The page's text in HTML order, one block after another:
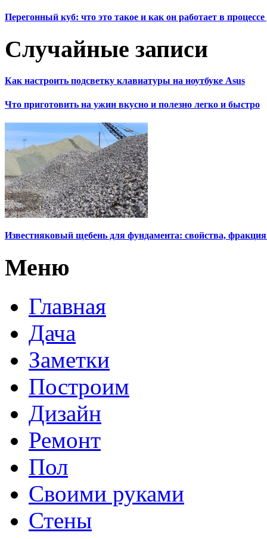
Перегонный куб: что это такое и как он работает в
Случайные записи
Как настроить подсветку клавиатуры на ноутбуке Asus
Что приготовить на ужин вкусно и полезно легко и быстро
Известняковый щебень для фундамента: свойства,
Меню
Главная
Дача
Заметки
Построим
Дизайн
Ремонт
Пол
Своими руками
Стены